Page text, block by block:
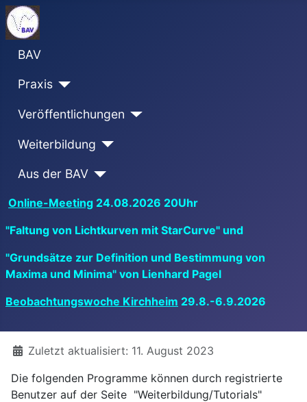
BAV
Praxis
Veröffentlichungen
Weiterbildung
Aus der BAV
Online-Meeting 24.08.2026 20Uhr
"Faltung von Lichtkurven mit StarCurve" und
"Grundsätze zur Definition und Bestimmung von
Maxima und Minima" von Lienhard Pagel
Beobachtungswoche Kirchheim 29.8.-6.9.2026
DetailsZuletzt aktualisiert: 11. August 2023
Die folgenden Programme können durch registrierte
Benutzer auf der Seite "Weiterbildung/Tutorials"